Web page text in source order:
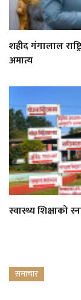
शहीद गंगालाल
अमात्य
स्वास्थ्य शिक्षाको
समाचार